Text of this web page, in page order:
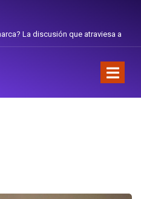
el sombrero en Corporación